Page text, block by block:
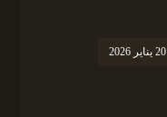
20 يناير 2026